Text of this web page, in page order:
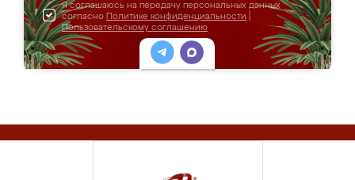
Я соглашаюсь на передачу персональных данных
согласно Политике конфиденциальности
Пользовательскому соглашению